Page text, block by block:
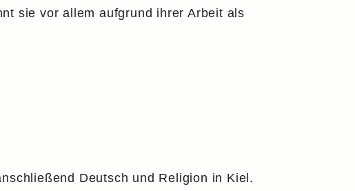
sie vor allem aufgrund ihrer Arbeit als
Deutsch und Religion in Kiel.